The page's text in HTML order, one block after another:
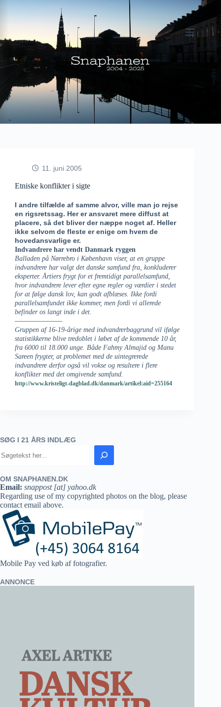
11. juni 2005
Etniske konflikter i sigte
I andre tilfælde af samme alvor, ville man jo rejse
en rigsretssag. Her er ansvaret mere diffust at
placere, så det bliver der næppe noget af. Heller
ikke selvom de fleste er enige om hvem de
hovedansvarlige er.
Indvandrere har vendt Danmark ryggen
Balladen på Nørrebro i København viser, at en gruppe
indvandrere har valgt det danske samfund fra, konkluderer
eksperter. Årtiers frygt for et fremtidigt parallelsamfund,
hvor indvandrere lever efter egne regler og værdier i stedet
for at følge dansk lov, kan godt afblæses. Ikke fordi
parallelsamfundet ikke kommer, men fordi vi allerede
befinder os langt inde i det.
——————
Gruppen af 16-19-årige med indvandrerbaggrund vil ifølge
statistikkerne blive tredoblet i løbet af de kommende 10 år,
fra 6000 til 18.000 unge. Både Fahmy Almajid og Manu
Sareen frygter, at problemet med de uintegrerede
indvandrere derfor også vil vokse og resultere i flere
konflikter med det omgivende samfund.
http://www.kristeligt-dagblad.dk/danmark/artikel:aid=255164
SØG I 21 ÅRS INDLÆG
OM SNAPHANEN.DK
Email: snappost [at] yahoo.dk
Regarding use of my copyrighted photos on the blog, please
contact email above.
Mobile Pay ved køb af fotografier.
ANNONCE